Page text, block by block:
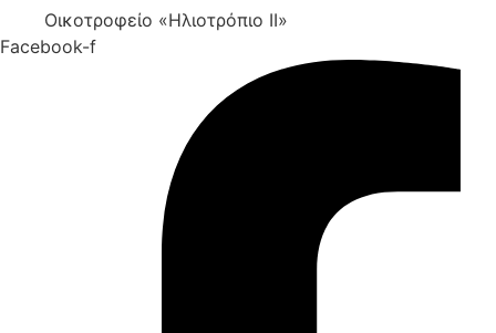
Οικοτροφείο «Ηλιοτρόπιο IΙ»
Facebook-f